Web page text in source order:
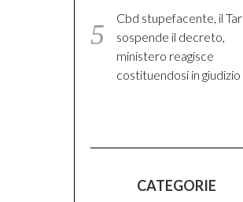
Cbd stupefacente, il Tar
sospende il decreto,
ministero reagisce
costituendosi in giudizio
CATEGORIE